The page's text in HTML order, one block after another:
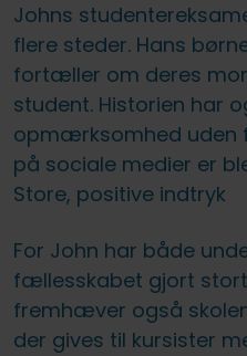
Johns
flere steder. Hans
fortæller om deres
student. Historien har
opmærksomhed uden
på sociale medier er
Store, positive indtryk
For John har både
fællesskabet gjort stort
fremhæver også
der gives til kursister